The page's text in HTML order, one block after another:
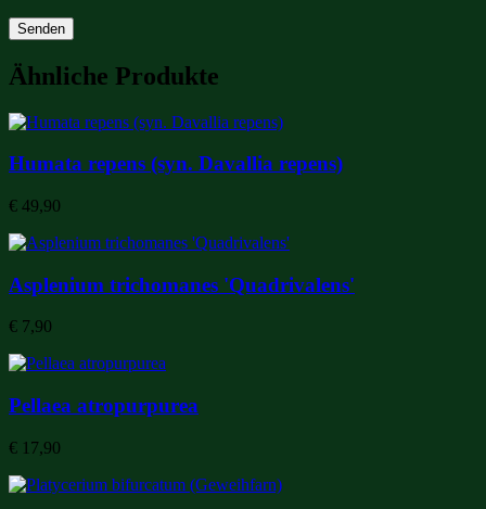
Ähnliche Produkte
Humata repens (syn. Davallia repens)
€ 49,90
Asplenium trichomanes 'Quadrivalens'
€ 7,90
Pellaea atropurpurea
€ 17,90